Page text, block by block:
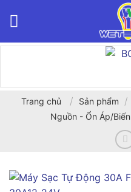
Trang chủ / Sản phẩm /
Nguồn - Ổn Áp/